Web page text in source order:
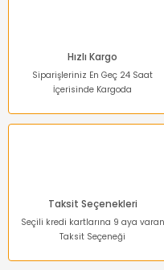
Hızlı Kargo
Siparişleriniz En Geç 24 Saat
İçerisinde Kargoda
Taksit Seçenekleri
Seçili kredi kartlarına 9 aya varan
Taksit Seçeneği